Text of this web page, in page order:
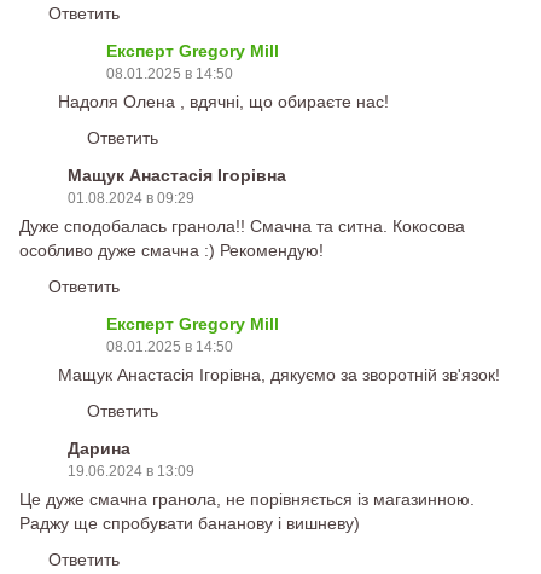
Ответить
Експерт Gregory Mill
08.01.2025 в 14:50
Надоля Олена , вдячні, що обираєте нас!
Ответить
Мащук Анастасія Ігорівна
01.08.2024 в 09:29
Дуже сподобалась гранола!! Смачна та ситна. Кокосова
особливо дуже смачна :) Рекомендую!
Ответить
Експерт Gregory Mill
08.01.2025 в 14:50
Мащук Анастасія Ігорівна, дякуємо за зворотній зв'язок!
Ответить
Дарина
19.06.2024 в 13:09
Це дуже смачна гранола, не порівняється із магазинною.
Раджу ще спробувати бананову і вишневу)
Ответить